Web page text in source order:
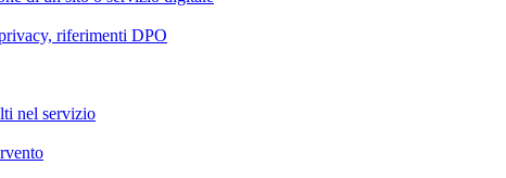
riferimenti DPO
nel servizio